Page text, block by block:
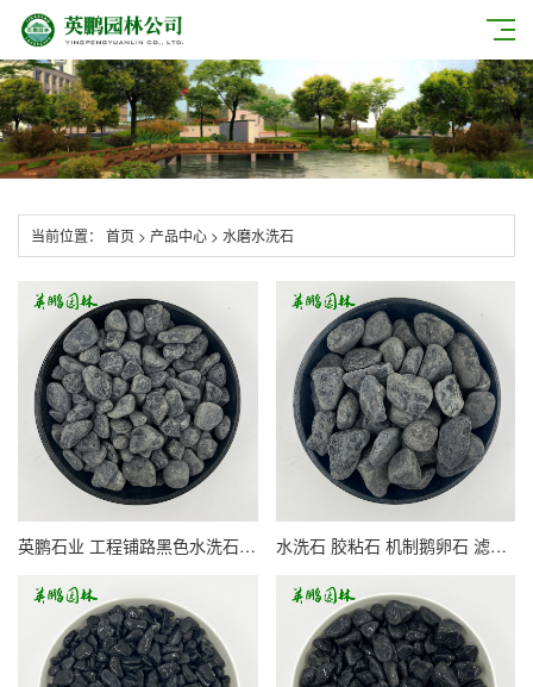
当前位置： 首页 > 产品中心 > 水磨水洗石
英鹏石业 工程铺路黑色水洗石 水磨石 建筑机制小石子 水洗石 胶粘石 机制鹅卵石 滤料透水路面黑色石子